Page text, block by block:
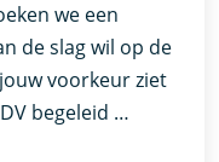
we een
de slag wil op de
voorkeur ziet
begeleid …